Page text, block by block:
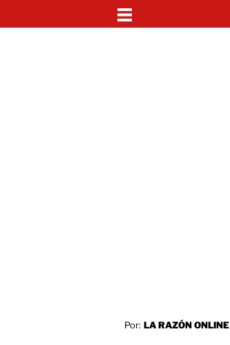
Por: LA RAZÓN ONLINE